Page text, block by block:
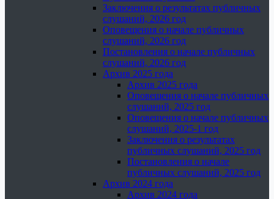
Заключения о результатах публичных
слушаний, 2026 год
Оповещения о начале публичных
слушаний, 2026 год
Постановления о начале публичных
слушаний, 2026 год
Архив 2025 года
Архив 2025 года
Оповещения о начале публичных
слушаний, 2025 год
Оповещения о начале публичных
слушаний, 2025-1 год
Заключения о результатах
публичных слушаний, 2025 год
Постановления о начале
публичных слушаний, 2025 год
Архив 2024 года
Архив 2024 года